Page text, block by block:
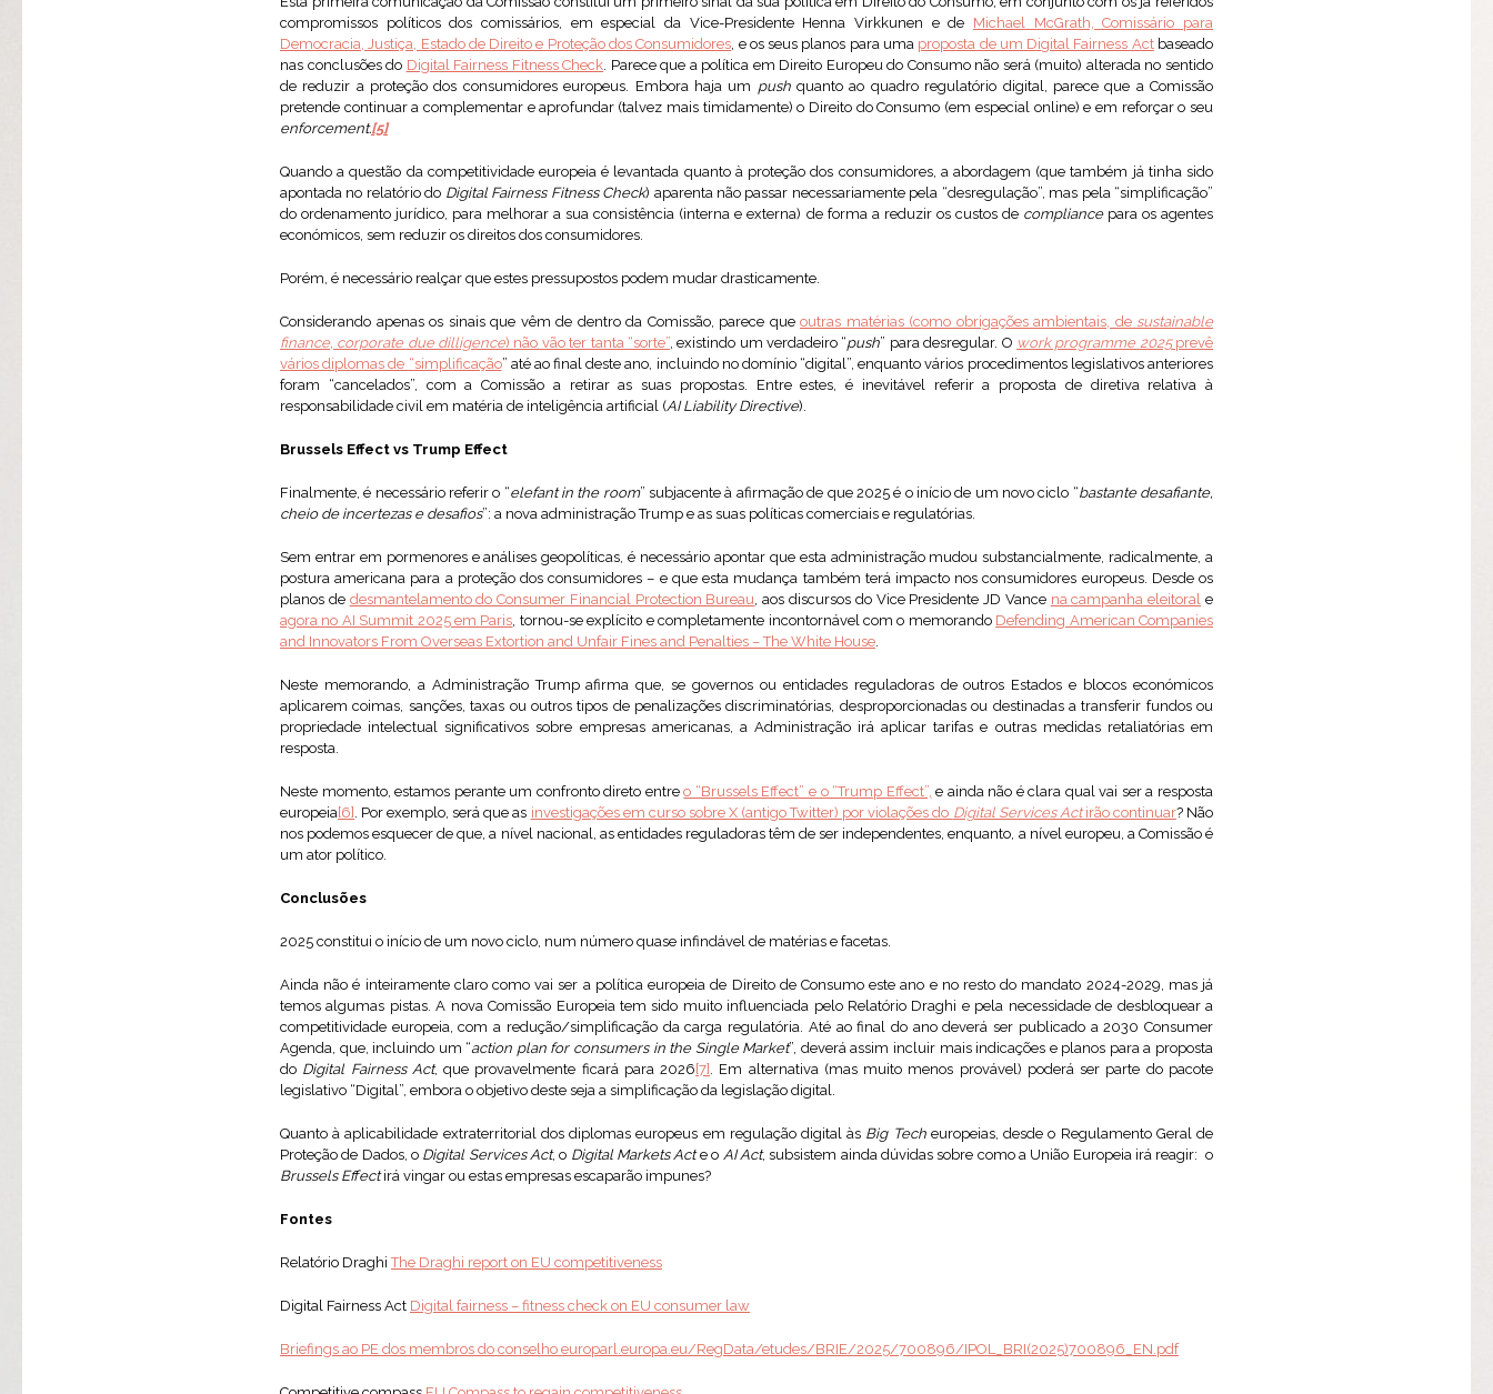
compromissos políticos dos comissários, em especial da Vice-Presidente Henna Virkkunen e de Michael McGrath, Comissário para
Democracia, Justiça, Estado de Direito e Proteção dos Consumidores, e os seus planos para uma proposta de um Digital Fairness Actbaseado
nas conclusões do Digital Fairness Fitness Check. Parece que a política em Direito Europeu do Consumo não será (muito) alterada no sentido
de reduzir a proteção dos consumidores europeus. Embora haja um pushquanto ao quadro regulatório digital, parece que a Comissão
pretende continuar a complementar e aprofundar (talvez mais timidamente) o Direito do Consumo (em especial online) e em reforçar o seu
enforcement.[5]
Quando a questão da competitividade europeia é levantada quanto à proteção dos consumidores, a abordagem (que também já tinha sido
apontada no relatório do Digital Fairness Fitness Check) aparenta não passar necessariamente pela “desregulação”, mas pela “simplificação”
do ordenamento jurídico, para melhorar a sua consistência (interna e externa) de forma a reduzir os custos de compliancepara os agentes
económicos, sem reduzir os direitos dos consumidores.
Porém, é necessário realçar que estes pressupostos podem mudar drasticamente.
Considerando apenas os sinais que vêm de dentro da Comissão, parece que outras matérias (como obrigações ambientais, de sustainable
finance, corporate due dilligence) não vão ter tanta “sorte”, existindo um verdadeiro “push” para desregular. O work programme 2025prevê
vários diplomas de “simplificação” até ao final deste ano, incluindo no domínio “digital”, enquanto vários procedimentos legislativos anteriores
foram “cancelados”, com a Comissão a retirar as suas propostas. Entre estes, é inevitável referir a proposta de diretiva relativa à
responsabilidade civil em matéria de inteligência artificial (AI Liability Directive).
Brussels Effect vs Trump Effect
Finalmente, é necessário referir o “elefant in the room” subjacente à afirmação de que 2025 é o início de um novo ciclo “bastante desafiante,
cheio de incertezas e desafios”: a nova administração Trump e as suas políticas comerciais e regulatórias.
Sem entrar em pormenores e análises geopolíticas, é necessário apontar que esta administração mudou substancialmente, radicalmente, a
postura americana para a proteção dos consumidores – e que esta mudança também terá impacto nos consumidores europeus. Desde os
planos de desmantelamento do Consumer Financial Protection Bureau, aos discursos do Vice Presidente JD Vance na campanha eleitoral e
agora no AI Summit 2025 em Paris, tornou-se explícito e completamente incontornável com o memorando Defending American Companies
and Innovators From Overseas Extortion and Unfair Fines and Penalties – The White House.
Neste memorando, a Administração Trump afirma que, se governos ou entidades reguladoras de outros Estados e blocos económicos
aplicarem coimas, sanções, taxas ou outros tipos de penalizações discriminatórias, desproporcionadas ou destinadas a transferir fundos ou
propriedade intelectual significativos sobre empresas americanas, a Administração irá aplicar tarifas e outras medidas retaliatórias em
resposta.
Neste momento, estamos perante um confronto direto entreo “Brussels Effect” e o “Trump Effect”, e ainda não é clara qual vai ser a resposta
europeia[6] . Por exemplo, será que as investigações em curso sobre X (antigo Twitter) por violações do Digital Services Actirão continuar? Não
nos podemos esquecer de que, a nível nacional, as entidades reguladoras têm de ser independentes, enquanto, a nível europeu, a Comissão é
um ator político.
Conclusões
2025 constitui o início de um novo ciclo, num número quase infindável de matérias e facetas.
Ainda não é inteiramente claro como vai ser a política europeia de Direito de Consumo este ano e no resto do mandato 2024-2029, mas já
temos algumas pistas. A nova Comissão Europeia tem sido muito influenciada pelo Relatório Draghi e pela necessidade de desbloquear a
competitividade europeia, com a redução/simplificação da carga regulatória. Até ao final do ano deverá ser publicado a 2030 Consumer
Agenda, que, incluindo um “action plan for consumers in the Single Market”, deverá assim incluir mais indicações e planos para a proposta
do Digital Fairness Act, que provavelmente ficará para 2026 [7] . Em alternativa (mas muito menos provável) poderá ser parte do pacote
legislativo “Digital”, embora o objetivo deste seja a simplificação da legislação digital.
Quanto à aplicabilidade extraterritorial dos diplomas europeus em regulação digital às Big Techeuropeias, desde o Regulamento Geral de
Proteção de Dados, o Digital Services Act, o Digital Markets Acte o AI Act, subsistem ainda dúvidas sobre como a União Europeia irá reagir: o
Brussels Effectirá vingar ou estas empresas escaparão impunes?
Fontes
Relatório DraghiThe Draghi report on EU competitiveness
Digital Fairness Act Digital fairness – fitness check on EU consumer law
Briefings ao PE dos membros do conselho europarl.europa.eu/RegData/etudes/BRIE/2025/700896/IPOL_BRI(2025)700896_EN.pdf